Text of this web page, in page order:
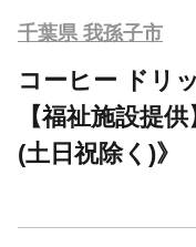
千葉県 我孫子市
コーヒー ドリ
【福祉施設提
(土日祝除く)》